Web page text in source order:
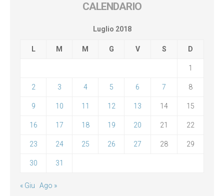
CALENDARIO
Luglio 2018
L M M G V S D
1
2 3 4 5 6 7 8
9 10 11 12 13 14 15
16 17 18 19 20 21 22
23 24 25 26 27 28 29
30 31
« Giu Ago »